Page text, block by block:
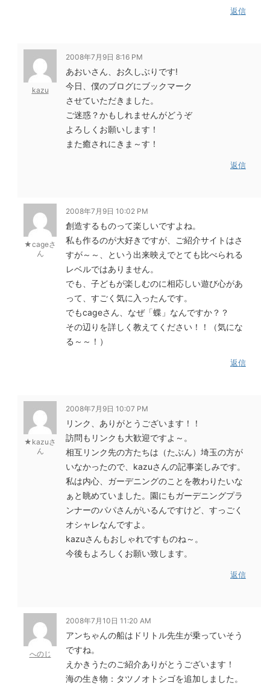
返信
kazu
2008年7月9日 8:16 PM
あおいさん、お久しぶりです!
今日、僕のブログにブックマーク
させていただきました。
ご迷惑？かもしれませんがどうぞ
よろしくお願いします！
また癒されにきま～す！
返信
★cageさ
ん
2008年7月9日 10:02 PM
創造するものって楽しいですよね。
私も作るのが大好きですが、ご紹介サイトはさ
すが～～、という出来映えでとても比べられる
レベルではありません。
でも、子どもが楽しむのに相応しい遊び心があ
って、すごく気に入ったんです。
でもcageさん、なぜ「蝶」なんですか？？
その辺りを詳しく教えてください！！（気にな
る～～！）
返信
★kazuさ
ん
2008年7月9日 10:07 PM
リンク、ありがとうございます！！
訪問もリンクも大歓迎ですよ～。
相互リンク先の方たちは（たぶん）埼玉の方が
いなかったので、kazuさんの記事楽しみです。
私は内心、ガーデニングのことを教わりたいな
ぁと眺めていました。園にもガーデニングプラ
ンナーのパパさんがいるんですけど、すっごく
オシャレなんですよ。
kazuさんもおしゃれですものね～。
今後もよろしくお願い致します。
返信
へのじ
2008年7月10日 11:20 AM
アンちゃんの船はドリトル先生が乗っていそう
ですね。
えかきうたのご紹介ありがとうございます！
海の生き物：タツノオトシゴを追加しました。